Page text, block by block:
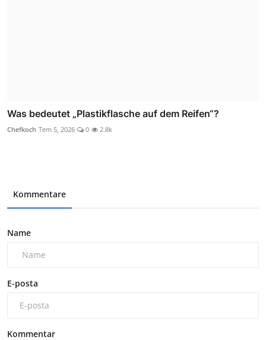
Was bedeutet „Plastikflasche auf dem Reifen“?
Chefkoch Tem 5, 2026 0 2.8k
Kommentare
Name
E-posta
Kommentar